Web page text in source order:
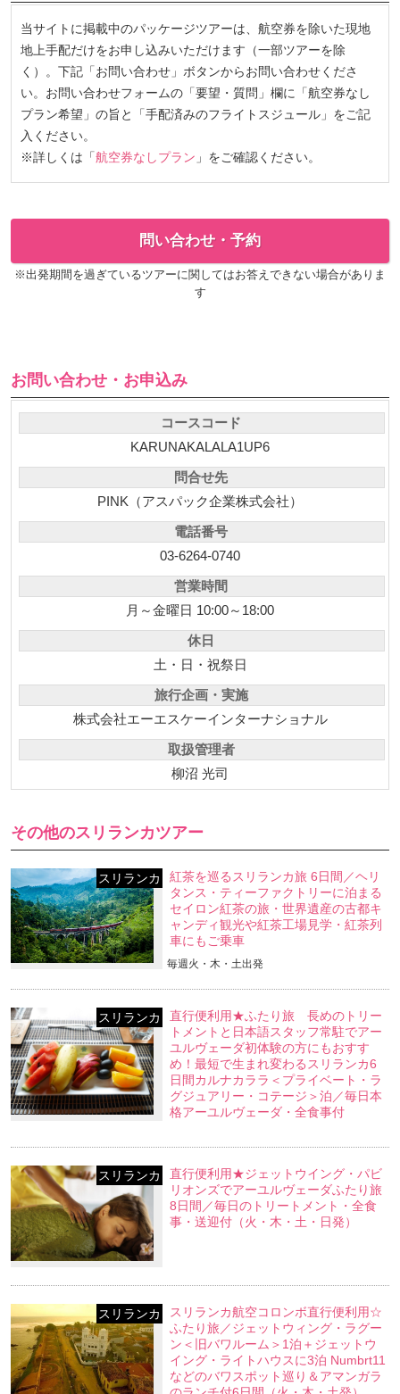
当サイトに掲載中のパッケージツアーは、航空券を除いた現地
地上手配だけをお申し込みいただけます（一部ツアーを除
く）。下記「お問い合わせ」ボタンからお問い合わせくださ
い。お問い合わせフォームの「要望・質問」欄に「航空券なし
プラン希望」の旨と「手配済みのフライトスジュール」をご記
入ください。
※詳しくは「 航空券なしプラン 」をご確認ください。
問い合わせ・予約
※出発期間を過ぎているツアーに関してはお答えできない場合がありま
す
お問い合わせ・お申込み
コースコード
KARUNAKALALA1UP6
問合せ先
PINK（アスパック企業株式会社）
電話番号
03-6264-0740
営業時間
月～金曜日 10:00～18:00
休日
土・日・祝祭日
旅行企画・実施
株式会社エーエスケーインターナショナル
取扱管理者
柳沼 光司
その他のスリランカツアー
スリランカ
紅茶を巡るスリランカ旅 6日間／ヘリ
タンス・ティーファクトリーに泊まる
セイロン紅茶の旅・世界遺産の古都キ
ャンディ観光や紅茶工場見学・紅茶列
車にもご乗車
毎週火・木・土出発
スリランカ
直行便利用★ふたり旅 長めのトリー
トメントと日本語スタッフ常駐でアー
ユルヴェーダ初体験の方にもおすす
め！最短で生まれ変わるスリランカ6
日間カルナカララ＜プライベート・ラ
グジュアリー・コテージ＞泊／毎日本
格アーユルヴェーダ・全食事付
スリランカ
直行便利用★ジェットウイング・パビ
リオンズでアーユルヴェーダふたり旅
8日間／毎日のトリートメント・全食
事・送迎付（火・木・土・日発）
スリランカ
スリランカ航空コロンボ直行便利用☆
ふたり旅／ジェットウィング・ラグー
ン＜旧バワルーム＞1泊＋ジェットウ
イング・ライトハウスに3泊 Numbrt11
などのバワスポット巡り＆アマンガラ